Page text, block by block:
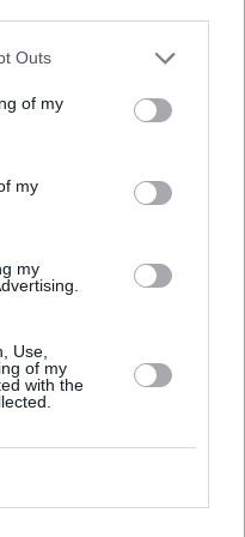
cuenta que algún
el derecho de
se aplicarán
en este sitio web o
Outs
of my
my
my
Use,
of my
with the